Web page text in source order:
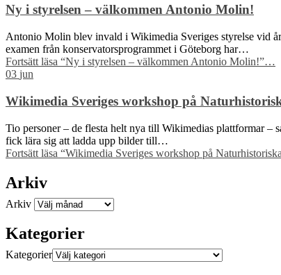
Ny i styrelsen – välkommen Antonio Molin!
Antonio Molin blev invald i Wikimedia Sveriges styrelse vid
examen från konservatorsprogrammet i Göteborg har…
Fortsätt läsa “Ny i styrelsen – välkommen Antonio Molin!”…
03 jun
Wikimedia Sveriges workshop på
Tio personer – de flesta helt nya till Wikimedias plattformar –
fick lära sig att ladda upp bilder till…
Fortsätt läsa “Wikimedia Sveriges workshop på
Arkiv
Arkiv
Kategorier
Kategorier